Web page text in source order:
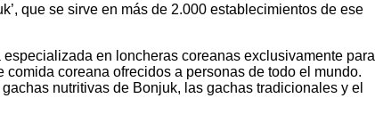
que se sirve en más de 2.000 establecimientos de ese
en loncheras coreanas exclusivamente para
coreana ofrecidos a personas de todo el mundo.
nutritivas de Bonjuk, las gachas tradicionales y el